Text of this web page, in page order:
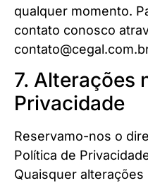
qualquer momento.
contato conosco
7. Alterações
Privacidade
Reservamo-nos o
Política de
Quaisquer